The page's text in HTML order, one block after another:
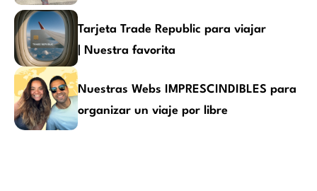
Tarjeta Trade Republic para viajar
| Nuestra favorita
Nuestras Webs IMPRESCINDIBLES para
organizar un viaje por libre